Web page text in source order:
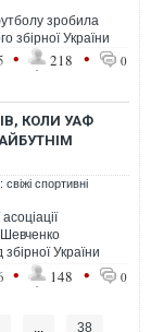
зробила
збірної України
• 218 • 0
КОЛИ УАФ
спортивні
України
тренера
• 148 • 0
... 38